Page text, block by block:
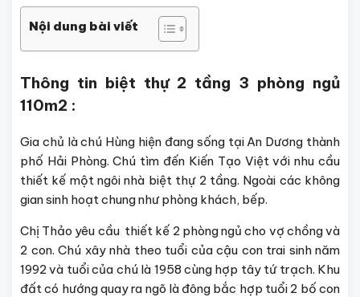
Nội dung bài viết
Thông tin biệt thự 2 tầng 3 phòng ngủ
110m2 :
Gia chủ là chú Hùng hiện đang sống tại An Dương thành
phố Hải Phòng. Chú tìm đến Kiến Tạo Việt với nhu cầu
thiết kế một ngôi nhà biệt thự 2 tầng. Ngoài các không
gian sinh hoạt chung như phòng khách, bếp.
Chị Thảo yêu cầu thiết kế 2 phòng ngủ cho vợ chồng và
2 con. Chú xây nhà theo tuổi của cậu con trai sinh năm
1992 và tuổi của chú là 1958 cùng hợp tây tứ trạch. Khu
đất có hướng quay ra ngõ là đông bắc hợp tuổi 2 bố con